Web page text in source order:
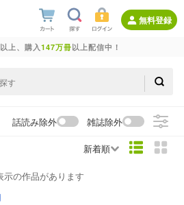
無料登録
以上、購入147万冊以上配信中！
話読み除外 雑誌除外
新着順
示の作品があります